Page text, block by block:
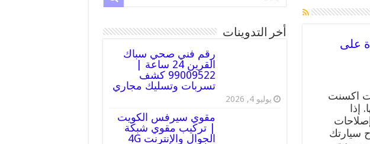
على
اكسنت
إذا
سيارتك
أخر التدوينات
رقم فني صحي سباك
القرين 24 ساعة |
99009522 كشف
تسربات وتسليك مجاري
يوليو 4, 2026
مقوي سيرفس الكويت
| تركيب مقوي شبكة
الجوال والإنترنت 4G